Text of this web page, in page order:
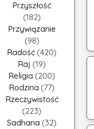
Przyszłość
(182)
Przywiązanie
(98)
Radość (420)
Raj (19)
Religia (200)
Rodzina (77)
Rzeczywistość
(223)
Sadhana (32)